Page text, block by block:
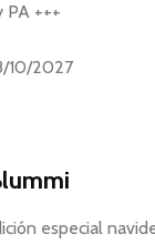
+++
10/2027
especial